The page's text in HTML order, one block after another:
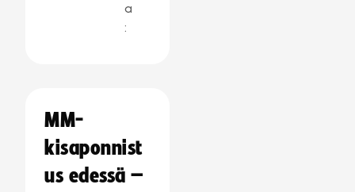
a
:
MM-
kisaponnist
us edessä –